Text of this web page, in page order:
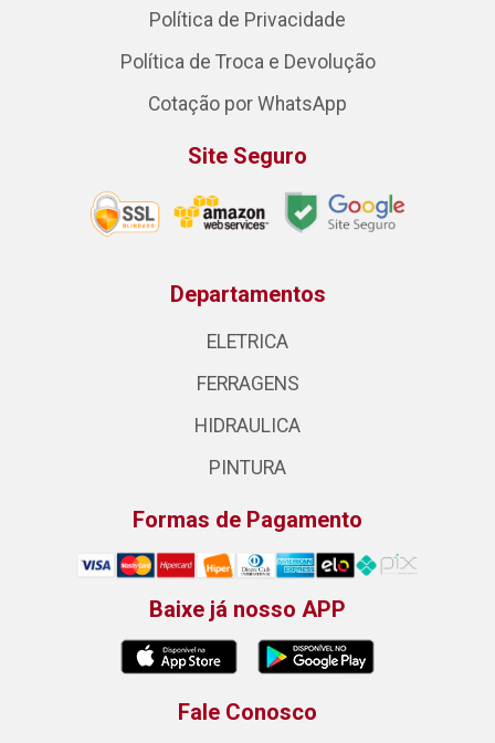
Política de Privacidade
Política de Troca e Devolução
Cotação por WhatsApp
Site Seguro
Departamentos
ELETRICA
FERRAGENS
HIDRAULICA
PINTURA
Formas de Pagamento
Baixe já nosso APP
Fale Conosco